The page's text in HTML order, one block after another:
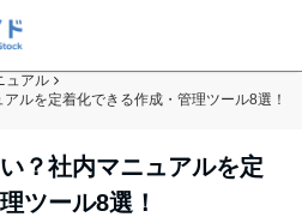
ュアル
ルを定着化できる作成・管理ツール8選！
？社内マニュアルを定
ツール8選！